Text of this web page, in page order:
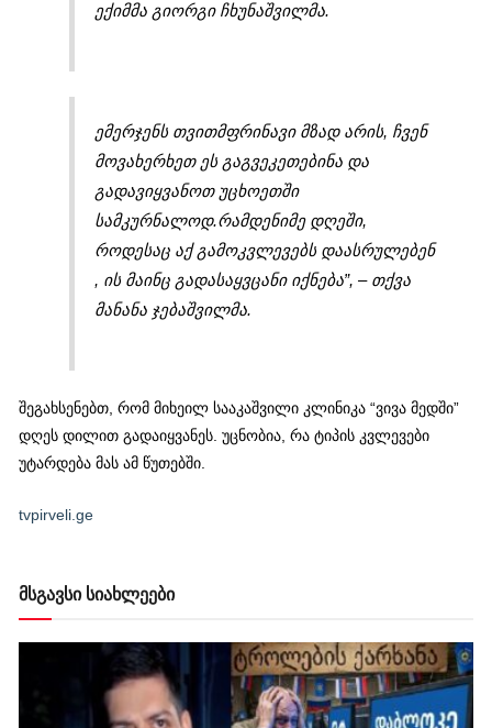
ექიმმა გიორგი ჩხუნაშვილმა.
ემერჯენს თვითმფრინავი მზად არის, ჩვენ
მოვახერხეთ ეს გაგვეკეთებინა და
გადავიყვანოთ უცხოეთში
სამკურნალოდ.რამდენიმე დღეში,
როდესაც აქ გამოკვლევებს დაასრულებენ
, ის მაინც გადასაყვცანი იქნება”, – თქვა
მანანა ჯებაშვილმა.
შეგახსენებთ, რომ მიხეილ სააკაშვილი კლინიკა “ვივა მედში”
დღეს დილით გადაიყვანეს. უცნობია, რა ტიპის კვლევები
უტარდება მას ამ წუთებში.
tvpirveli.ge
მსგავსი სიახლეები